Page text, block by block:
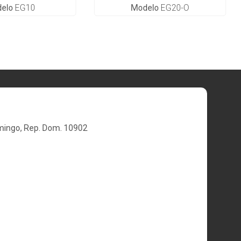
EG10 Modelo EG20-O
Rep. Dom. 10902